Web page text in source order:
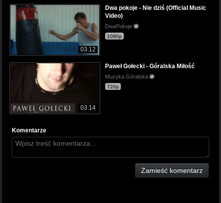
03:12
Dwa pokoje - Nie dziś (Official Music
Video)
DwaPokoje
1080p
03:14
Paweł Gołecki - Góralska Miłość
Muzyka Góralska
720p
Komentarze
Zamieść komentarz